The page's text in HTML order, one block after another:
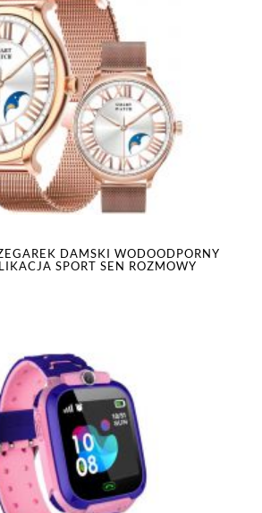
DAMSKI WODOODPORNY
SPORT SEN ROZMOWY